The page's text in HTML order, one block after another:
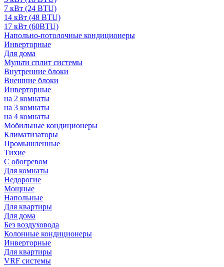
7 кВт (24 BTU)
14 кВт (48 BTU)
17 кВт (60BTU)
Напольно-потолочные кондиционеры
Инверторные
Для дома
Мульти сплит системы
Внутренние блоки
Внешние блоки
Инверторные
на 2 комнаты
на 3 комнаты
на 4 комнаты
Мобильные кондиционеры
Климатизаторы
Промышленные
Тихие
С обогревом
Для комнаты
Недорогие
Мощные
Напольные
Для квартиры
Для дома
Без воздуховода
Колонные кондиционеры
Инверторные
Для квартиры
VRF системы